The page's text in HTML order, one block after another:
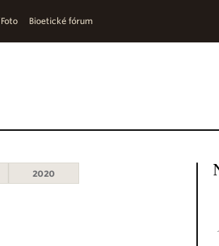
Bioetické fórum
2020